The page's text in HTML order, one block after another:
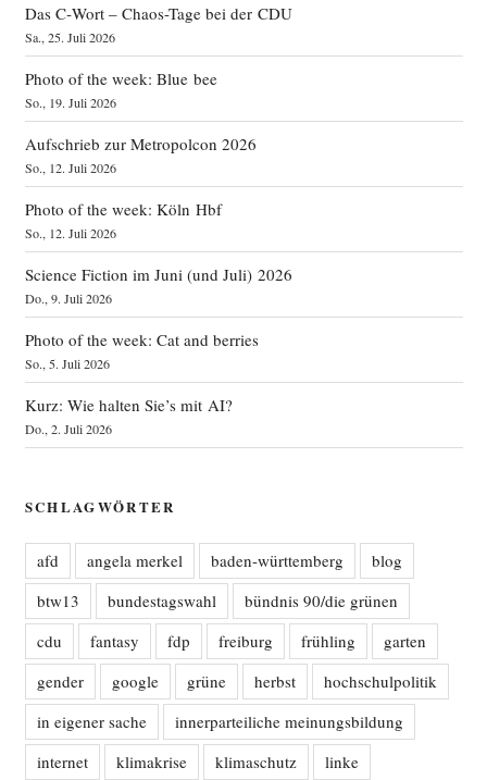
Das C‑Wort – Chaos-Tage bei der CDU
Sa., 25. Juli 2026
Photo of the week: Blue bee
So., 19. Juli 2026
Aufschrieb zur Metropolcon 2026
So., 12. Juli 2026
Photo of the week: Köln Hbf
So., 12. Juli 2026
Science Fiction im Juni (und Juli) 2026
Do., 9. Juli 2026
Photo of the week: Cat and berries
So., 5. Juli 2026
Kurz: Wie halten Sie’s mit AI?
Do., 2. Juli 2026
SCHLAGWÖRTER
afd angela merkel baden-württemberg
blog
btw13
bundestagswahl
bündnis 90/die grünen
cdu
fantasy fdp freiburg frühling
garten
gender
google grüne herbst
hochschulpolitik
in eigener sache
innerparteiliche meinungsbildung
internet
klimakrise klimaschutz linke